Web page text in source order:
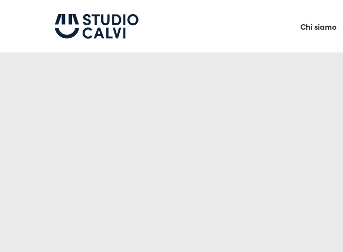
Chi siamo